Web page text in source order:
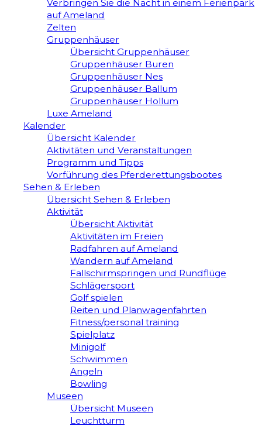
Verbringen Sie die Nacht in einem Ferienpark
auf Ameland
Zelten
Gruppenhäuser
Übersicht Gruppenhäuser
Gruppenhäuser Buren
Gruppenhäuser Nes
Gruppenhäuser Ballum
Gruppenhäuser Hollum
Luxe Ameland
Kalender
Übersicht Kalender
Aktivitäten und Veranstaltungen
Programm und Tipps
Vorführung des Pferderettungsbootes
Sehen & Erleben
Übersicht Sehen & Erleben
Aktivität
Übersicht Aktivität
Aktivitäten im Freien
Radfahren auf Ameland
Wandern auf Ameland
Fallschirmspringen und Rundflüge
Schlägersport
Golf spielen
Reiten und Planwagenfahrten
Fitness/personal training
Spielplatz
Minigolf
Schwimmen
Angeln
Bowling
Museen
Übersicht Museen
Leuchtturm